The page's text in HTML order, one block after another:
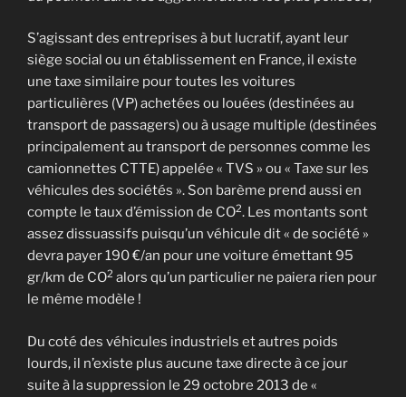
S’agissant des entreprises à but lucratif, ayant leur
siège social ou un établissement en France, il existe
une taxe similaire pour toutes les voitures
particulières (VP) achetées ou louées (destinées au
transport de passagers) ou à usage multiple (destinées
principalement au transport de personnes comme les
camionnettes CTTE) appelée « TVS » ou « Taxe sur les
véhicules des sociétés ». Son barème prend aussi en
compte le taux d’émission de CO2. Les montants sont
assez dissuassifs puisqu’un véhicule dit « de société »
devra payer 190 €/an pour une voiture émettant 95
gr/km de CO2 alors qu’un particulier ne paiera rien pour
le même modèle !
Du coté des véhicules industriels et autres poids
lourds, il n’existe plus aucune taxe directe à ce jour
suite à la suppression le 29 octobre 2013 de «